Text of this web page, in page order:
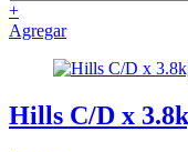
+
Agregar
Hills C/D x